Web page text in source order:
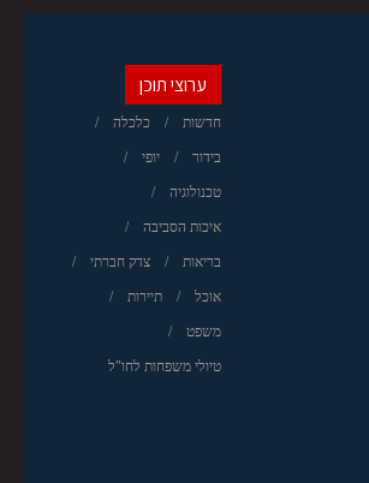
ערוצי תוכן
חדשות כלכלה
בידור יופי
טכנולוגיה
איכות הסביבה
בריאות צדק חברתי
אוכל תיירות
משפט
טיולי משפחות לחו"ל